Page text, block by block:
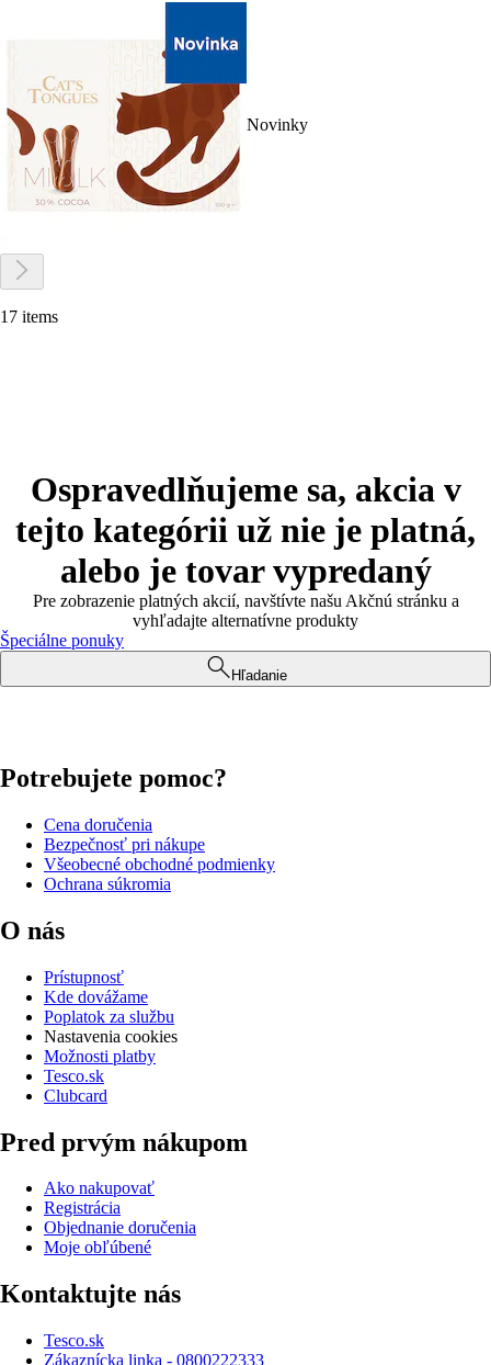
Novinky
17 items
Ospravedlňujeme sa, akcia v
tejto kategórii už nie je platná,
alebo je tovar vypredaný
Pre zobrazenie platných akcií, navštívte našu Akčnú stránku a
vyhľadajte alternatívne produkty
Špeciálne ponuky
Hľadanie
Potrebujete pomoc?
Cena doručenia
Bezpečnosť pri nákupe
Všeobecné obchodné podmienky
Ochrana súkromia
O nás
Prístupnosť
Kde dovážame
Poplatok za službu
Nastavenia cookies
Možnosti platby
Tesco.sk
Clubcard
Pred prvým nákupom
Ako nakupovať
Registrácia
Objednanie doručenia
Moje obľúbené
Kontaktujte nás
Tesco.sk
Zákaznícka linka - 0800222333